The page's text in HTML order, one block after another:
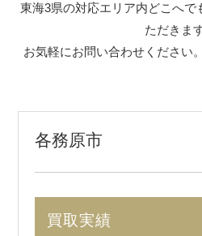
東海3県の対応エリア内どこへで
ただきます
お気軽にお問い合わせください
各務原市
買取実績